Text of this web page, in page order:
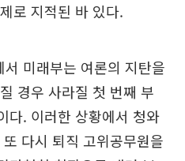
로 지적된 바 있다.
미래부는 여론의 지탄을
경우 사라질 첫 번째 부
다. 이러한 상황에서 청와
다시 퇴직 고위공무원을